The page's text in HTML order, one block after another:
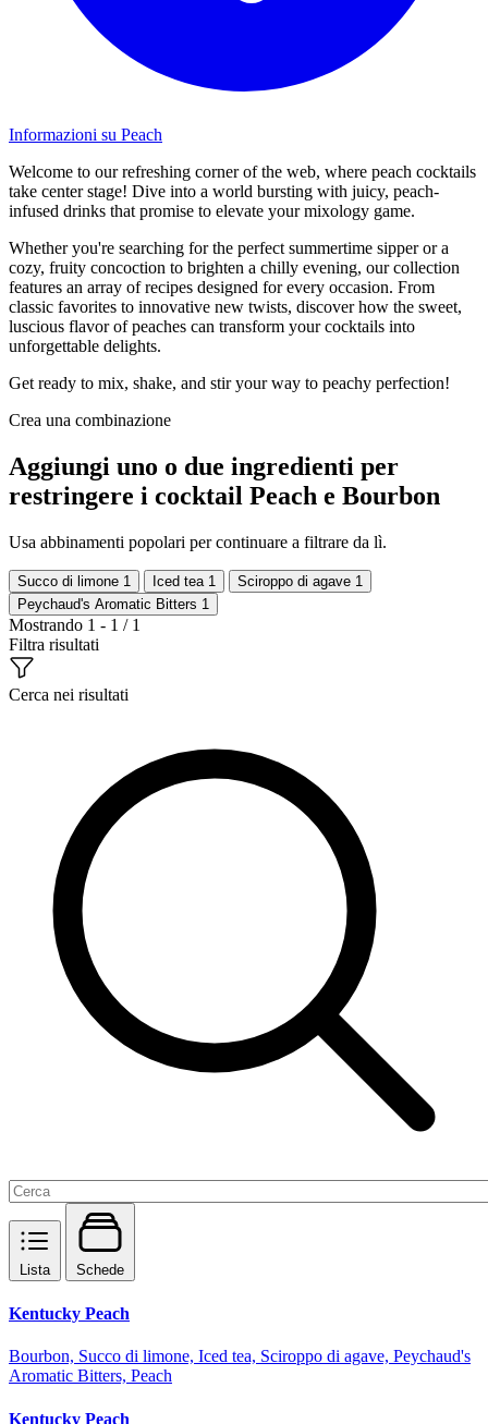
Informazioni su Peach
Welcome to our refreshing corner of the web, where peach cocktails
take center stage! Dive into a world bursting with juicy, peach-
infused drinks that promise to elevate your mixology game.
Whether you're searching for the perfect summertime sipper or a
cozy, fruity concoction to brighten a chilly evening, our collection
features an array of recipes designed for every occasion. From
classic favorites to innovative new twists, discover how the sweet,
luscious flavor of peaches can transform your cocktails into
unforgettable delights.
Get ready to mix, shake, and stir your way to peachy perfection!
Crea una combinazione
Aggiungi uno o due ingredienti per
restringere i cocktail Peach e Bourbon
Usa abbinamenti popolari per continuare a filtrare da lì.
Succo di limone 1 Iced tea 1 Sciroppo di agave 1
Peychaud's Aromatic Bitters 1
Mostrando 1 - 1 / 1
Filtra risultati
Cerca nei risultati
Lista Schede
Kentucky Peach
Bourbon, Succo di limone, Iced tea, Sciroppo di agave, Peychaud's
Aromatic Bitters, Peach
Kentucky Peach